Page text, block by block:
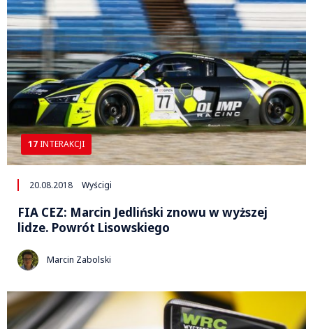
17 INTERAKCJI
20.08.2018 Wyścigi
FIA CEZ: Marcin Jedliński znowu w wyższej
lidze. Powrót Lisowskiego
Marcin Zabolski